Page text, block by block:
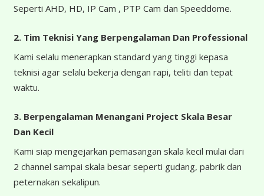
Seperti AHD, HD, IP Cam , PTP Cam dan Speeddome.
2. Tim Teknisi Yang Berpengalaman Dan Professional
Kami selalu menerapkan standard yang tinggi kepasa
teknisi agar selalu bekerja dengan rapi, teliti dan tepat
waktu.
3. Berpengalaman Menangani Project Skala Besar
Dan Kecil
Kami siap mengejarkan pemasangan skala kecil mulai dari
2 channel sampai skala besar seperti gudang, pabrik dan
peternakan sekalipun.